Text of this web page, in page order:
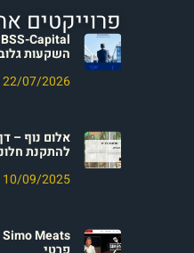
פרוייקטים
השקעות
22/07/2026
אלום נוף –
להתקנת
10/09/2025